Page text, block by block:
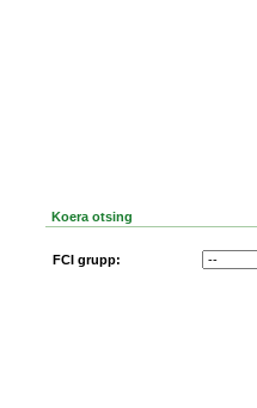
Koera otsing
FCI grupp: